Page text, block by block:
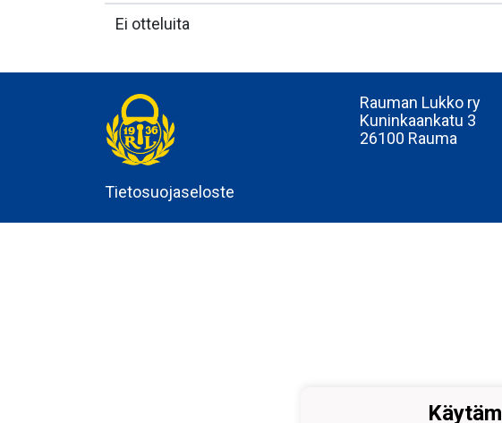
Ei otteluita
Tietosuojaseloste
Rauman Lukko ry
Kuninkaankatu 3
26100 Rauma